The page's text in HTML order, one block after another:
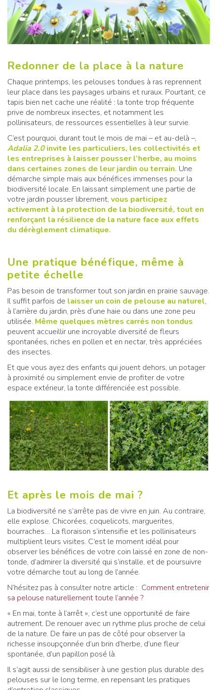
Redonner de la place à la nature
Chaque printemps, les pelouses tondues à ras reprennent
leur place dans les paysages urbains et ruraux. Pourtant, ce
tapis bien net cache une réalité : la tonte trop fréquente
prive de nombreux insectes, et notamment les
pollinisateurs, de ressources essentielles à leur survie.
C’est pourquoi, durant tout le mois de mai – et au-delà –,
Adalia 2.0invite les particuliers, les collectivités et
les entreprises à laisser pousser l’herbe, au moins
dans certaines zones de leur jardin ou terrain. Une
démarche simple mais aux bénéfices immenses pour la
biodiversité locale. En laissant simplement une partie de
votre jardin pousser librement, vous participez
activement à la protection de la biodiversité, tout en
renforçant la résilience de la nature face aux effets
du dérèglement climatique.
Une pratique bénéfique, même à
petite échelle
Pas besoin de transformer tout son jardin en prairie sauvage.
Il suffit parfois de laisser un coin de pelouse au naturel,
à l’arrière du jardin, près d’une haie ou dans une zone peu
utilisée. Même quelques mètres carrés non tondus
peuvent accueillir une incroyable diversité de fleurs
spontanées, riches en pollen et en nectar, très appréciées
des insectes.
Et que vous ayez des enfants qui jouent dehors, un potager
à proximité ou simplement envie de profiter de votre
espace extérieur, la tonte différenciée est possible.
Et après le mois de mai ?
La biodiversité ne s’arrête pas de vivre en juin. Au contraire,
elle explose. Chicorées, coquelicots, marguerites,
bourraches… La floraison s’intensifie et les pollinisateurs
multiplient leurs visites. C’est le moment idéal pour
observer les bénéfices de votre coin laissé en zone de non-
tonde, d’admirer la diversité qui s’installe, et de poursuivre
votre démarche tout au long de l’année.
N’hésitez pas à consulter notre article : Comment entretenir
sa pelouse naturellement toute l’année ?
« En mai, tonte à l’arrêt », c’est une opportunité de faire
autrement. De renouer avec un rythme plus proche de celui
de la nature. De faire un pas de côté pour observer la
richesse insoupçonnée d’un brin d’herbe, d’une fleur
spontanée, d’un papillon posé là.
Il s’agit aussi de sensibiliser à une gestion plus durable des
pelouses sur le long terme, en repensant les pratiques